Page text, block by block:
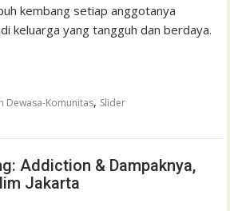
kembang setiap anggotanya
keluarga yang tangguh dan berdaya.
Dewasa-Komunitas, Slider
Addiction & Dampaknya,
Jakarta